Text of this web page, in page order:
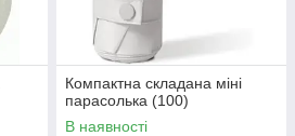
Компактна складана міні
парасолька (100)
В наявності